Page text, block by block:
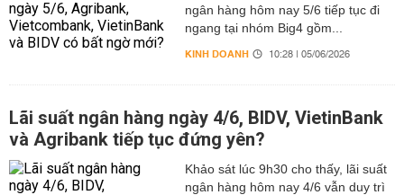
ngân hàng hôm nay 5/6 tiếp tục đi
ngang tại nhóm Big4 gồm...
KINH DOANH 10:28 | 05/06/2026
Lãi suất ngân hàng ngày 4/6, BIDV, VietinBank
và Agribank tiếp tục đứng yên?
Khảo sát lúc 9h30 cho thấy, lãi suất
ngân hàng hôm nay 4/6 vẫn duy trì